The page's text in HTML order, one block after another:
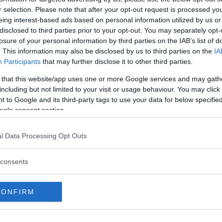
selection. Please note that after your opt-out request is processed
interest-based ads based on personal information utilized by us
to third parties prior to your opt-out. You may separately
of your personal information by third parties on the IAB’s list of
This information may also be disclosed by us to third parties on the
Participants that may further disclose it to other third parties.
that this website/app uses one or more Google services and may
but not limited to your visit or usage behaviour. You may
to Google and its third-party tags to use your data for below
consent section.
Data Processing Opt Outs
dai 3 ai 6 anni di interagire
adulte ; ogni insegnante,
campo di esperienza educativa.
a leggere dopo la pubblicità
fare in merito:
è fondamentale vivere
scolastiche attraverso
famiglia (seppur in un empatico